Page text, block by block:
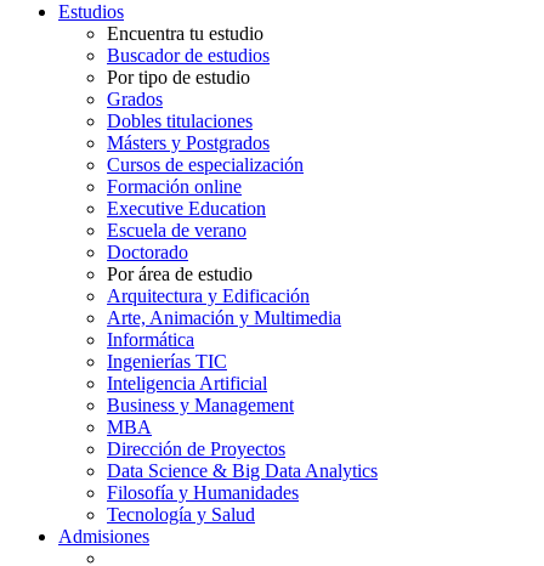
Estudios
Encuentra tu estudio
Buscador de estudios
Por tipo de estudio
Grados
Dobles titulaciones
Másters y Postgrados
Cursos de especialización
Formación online
Executive Education
Escuela de verano
Doctorado
Por área de estudio
Arquitectura y Edificación
Arte, Animación y Multimedia
Informática
Ingenierías TIC
Inteligencia Artificial
Business y Management
MBA
Dirección de Proyectos
Data Science & Big Data Analytics
Filosofía y Humanidades
Tecnología y Salud
Admisiones